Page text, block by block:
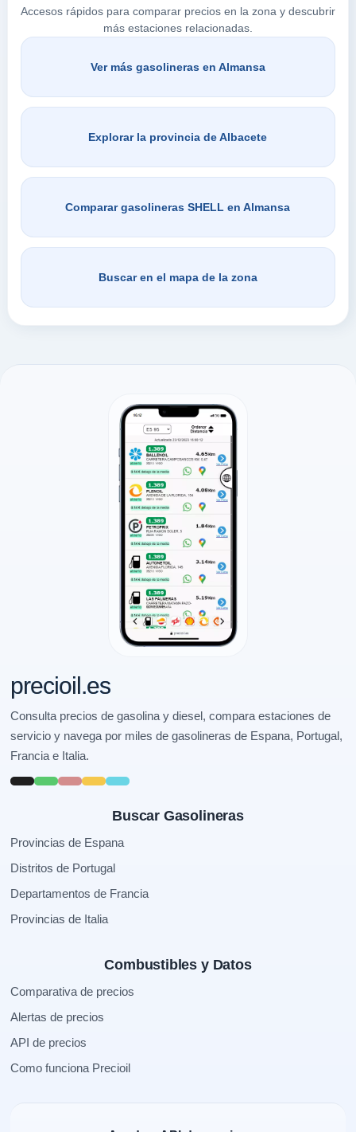
Accesos rápidos para comparar precios en la zona y descubrir
más estaciones relacionadas.
Ver más gasolineras en Almansa
Explorar la provincia de Albacete
Comparar gasolineras SHELL en Almansa
Buscar en el mapa de la zona
precioil.es
Consulta precios de gasolina y diesel, compara estaciones de
servicio y navega por miles de gasolineras de Espana, Portugal,
Francia e Italia.
Buscar Gasolineras
Provincias de Espana
Distritos de Portugal
Departamentos de Francia
Provincias de Italia
Combustibles y Datos
Comparativa de precios
Alertas de precios
API de precios
Como funciona Precioil